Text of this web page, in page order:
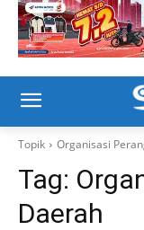
Topik Organisasi
Tag:
Daerah